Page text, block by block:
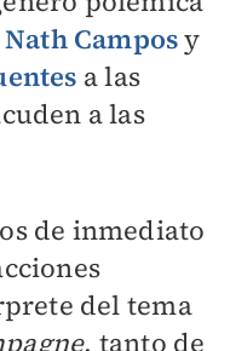
Camposy
a las
a las
de inmediato
del tema
, tanto de